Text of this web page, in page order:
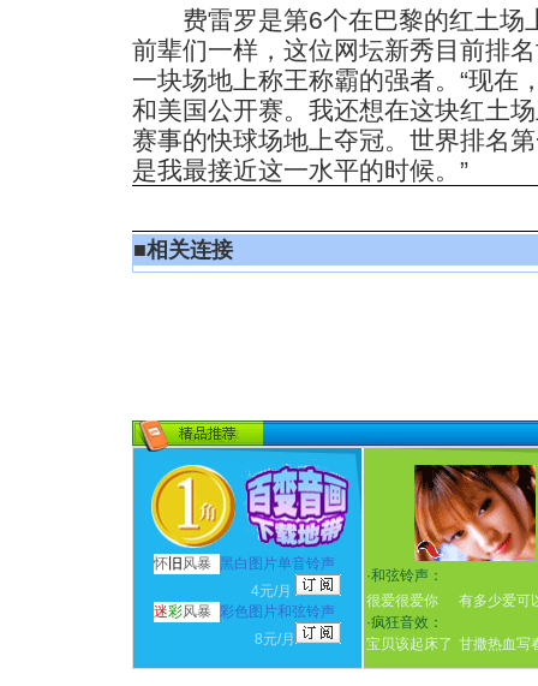
费雷罗是第6个在巴黎的红土场
前辈们一样，这位网坛新秀目前排
一块场地上称王称霸的强者。“现在
和美国公开赛。我还想在这块红土
赛事的快球场地上夺冠。世界排名
是我最接近这一水平的时候。”
■相关连接
怀 旧 风暴
黑白图片单音铃声
4元/月
迷彩风暴 彩色图片和弦铃声
8元/月
·和弦铃声：
很爱很爱你
有多少爱可
·疯狂音效：
宝贝该起床了 甘撒热血写